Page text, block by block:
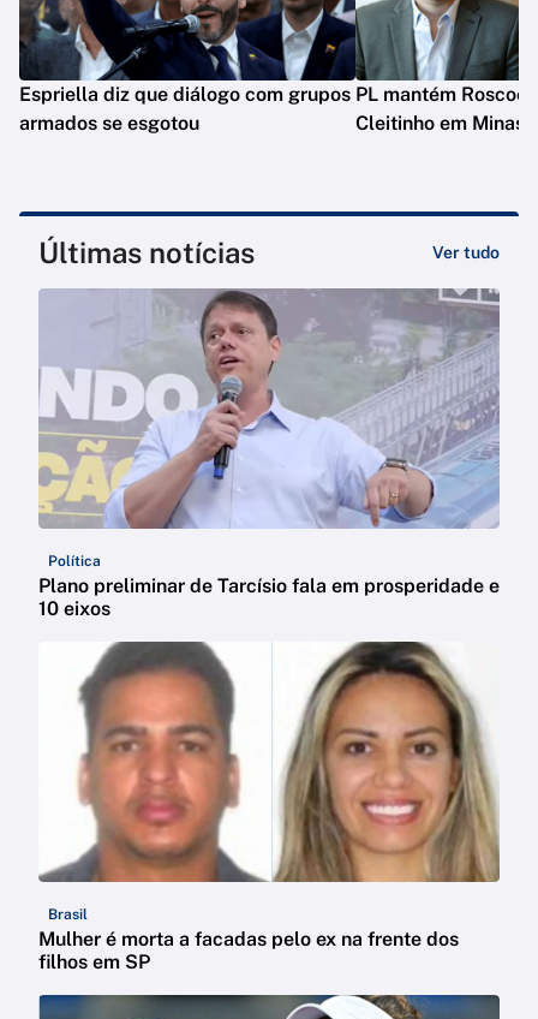
Espriella diz que diálogo com grupos
armados se esgotou
PL mantém Roscoe
Cleitinho em Minas
Últimas notícias Ver tudo
Política
Plano preliminar de Tarcísio fala em prosperidade e
10 eixos
Brasil
Mulher é morta a facadas pelo ex na frente dos
filhos em SP